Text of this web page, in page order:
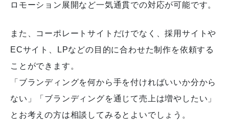
ロモーション展開など一気通貫での対応が可能です。
また、コーポレートサイトだけでなく、採用サイトや
ECサイト、LPなどの目的に合わせた制作を依頼する
ことができます。
「ブランディングを何から手を付ければいいか分から
ない」「ブランディングを通じて売上は増やしたい」
とお考えの方は相談してみるとよいでしょう。